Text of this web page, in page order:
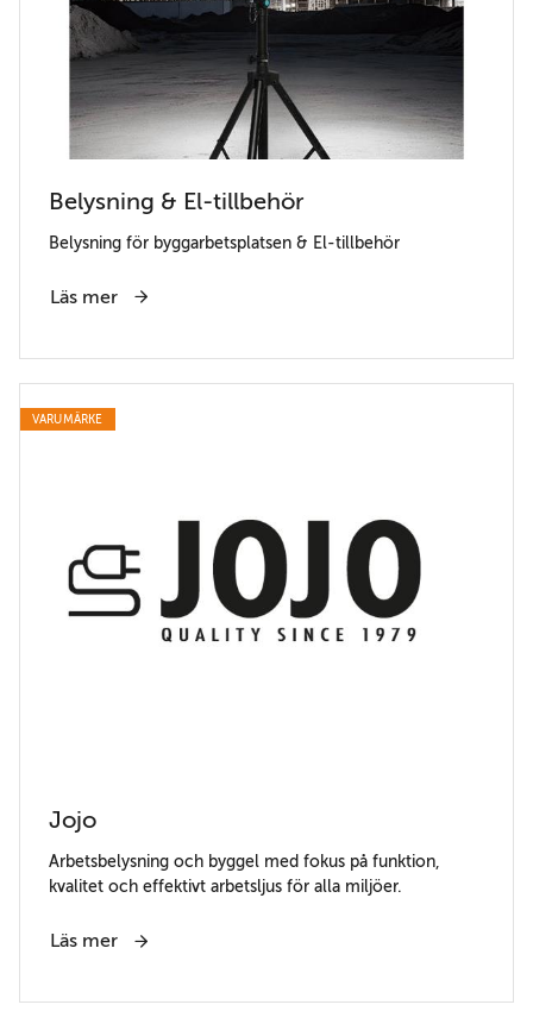
Belysning & El-tillbehör
Belysning för byggarbetsplatsen & El-tillbehör
Läs mer
VARUMÄRKE
Jojo
Arbetsbelysning och byggel med fokus på funktion,
kvalitet och effektivt arbetsljus för alla miljöer.
Läs mer